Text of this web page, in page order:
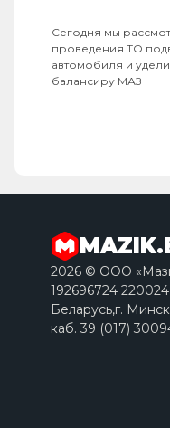
Сегодня мы
проведения ТО
автомобиля и
балансиру МАЗ
2026 © ООО
192696724
Беларусь,г.
каб. 39 (017)